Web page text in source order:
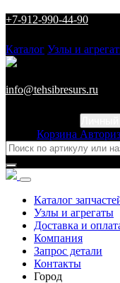
+7-912-990-44-90
Каталог Узлы и
info@tehsibresurs.ru
Корзина
Каталог
Узлы и агрегаты
Доставка и
Компания
Запрос детали
Контакты
Город